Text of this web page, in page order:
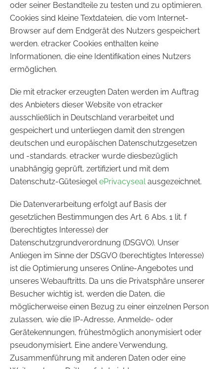
oder seiner Bestandteile zu testen und zu optimieren.
Cookies sind kleine Textdateien, die vom Internet-
Browser auf dem Endgerät des Nutzers gespeichert
werden. etracker Cookies enthalten keine
Informationen, die eine Identifikation eines Nutzers
ermöglichen.
Die mit etracker erzeugten Daten werden im Auftrag
des Anbieters dieser Website von etracker
ausschließlich in Deutschland verarbeitet und
gespeichert und unterliegen damit den strengen
deutschen und europäischen Datenschutzgesetzen
und -standards. etracker wurde diesbezüglich
unabhängig geprüft, zertifiziert und mit dem
Datenschutz-GütesiegelePrivacysealausgezeichnet.
Die Datenverarbeitung erfolgt auf Basis der
gesetzlichen Bestimmungen des Art. 6 Abs. 1 lit. f
(berechtigtes Interesse) der
Datenschutzgrundverordnung (DSGVO). Unser
Anliegen im Sinne der DSGVO (berechtigtes Interesse)
ist die Optimierung unseres Online-Angebotes und
unseres Webauftritts. Da uns die Privatsphäre unserer
Besucher wichtig ist, werden die Daten, die
möglicherweise einen Bezug zu einer einzelnen Person
zulassen, wie die IP-Adresse, Anmelde- oder
Gerätekennungen, frühestmöglich anonymisiert oder
pseudonymisiert. Eine andere Verwendung,
Zusammenführung mit anderen Daten oder eine